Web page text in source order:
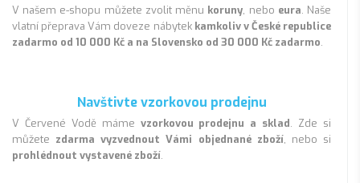
V našem e-shopu můžete zvolit měnu koruny, nebo eura. Naše
vlatní přeprava Vám doveze nábytek kamkoliv v České republice
zadarmo od 10 000 Kč a na Slovensko od 30 000 Kč zadarmo.
Navštivte vzorkovou prodejnu
V Červené Vodě máme vzorkovou prodejnu a sklad. Zde si
můžete zdarma vyzvednout Vámi objednané zboží, nebo si
prohlédnout vystavené zboží.